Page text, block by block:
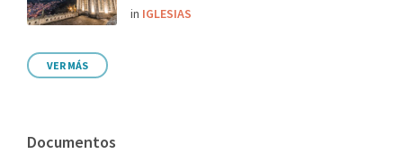
in IGLESIAS
VER MÁS
Documentos